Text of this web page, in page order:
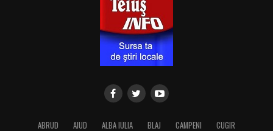
ABRUD AIUD ALBA IULIA BLAJ CAMPENI CUGIR